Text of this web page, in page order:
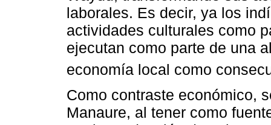
laborales. Es decir, ya los
actividades culturales como
ejecutan como parte de una
economía local como
Como contraste económico,
Manaure, al tener como